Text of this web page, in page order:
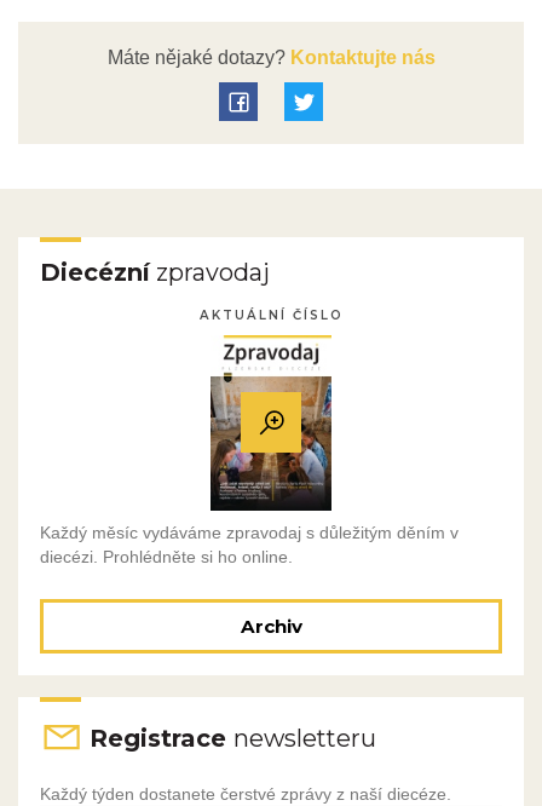
Máte nějaké dotazy?Kontaktujte nás
Diecéznízpravodaj
AKTUÁLNÍ ČÍSLO
Každý měsíc vydáváme zpravodaj s důležitým děním v
diecézi. Prohlédněte si ho online.
Archiv
Registrace newsletteru
Každý týden dostanete čerstvé zprávy z naší diecéze.